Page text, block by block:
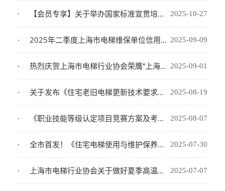
【会员专享】关于举办国家标准宣贯培训会议的通知——参会即享会务费优惠800元 2025-10-27
2025年二季度上海市电梯维保单位信用评价公示 2025-09-09
热烈庆贺上海市电梯行业协会荣膺“上海市先进社会组织”称号 2025-09-01
关于发布《住宅老旧电梯更新技术要求》团体标准的公告 2025-08-19
《职业技能等级认定项目竞赛方案及考核要素细目表--电梯安装维修工（四、三级）》发布 2025-08-07
全市首发！《住宅电梯使用与维护保养合规管理规范》正式发布！ 2025-07-30
上海市电梯行业协会关于做好夏季高温期间电梯维保工作的告知书 2025-07-07